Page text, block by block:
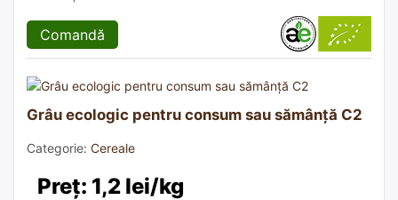
Comandă
Grâu ecologic pentru consum sau sămânță C2
Categorie: Cereale
Preț: 1,2 lei/kg